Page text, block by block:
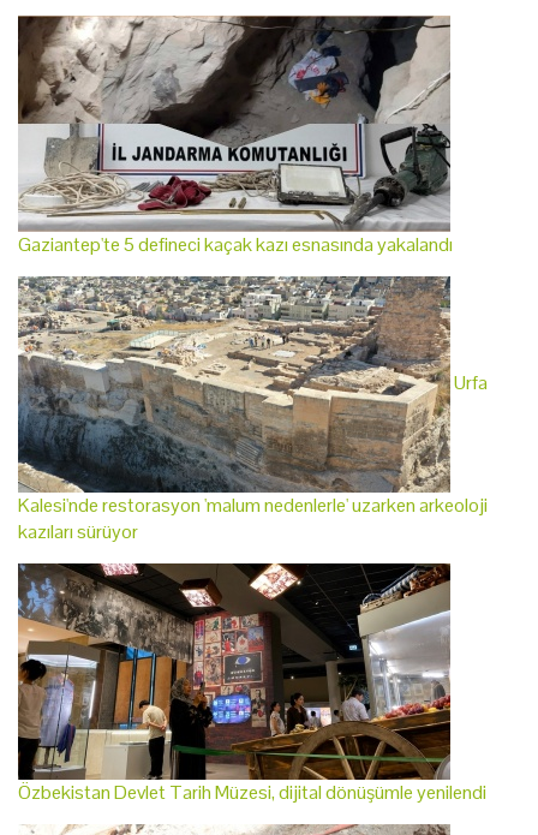
Gaziantep'te 5 defineci kaçak kazı esnasında yakalandı
Urfa
Kalesi'nde restorasyon 'malum nedenlerle' uzarken arkeoloji
kazıları sürüyor
Özbekistan Devlet Tarih Müzesi, dijital dönüşümle yenilendi